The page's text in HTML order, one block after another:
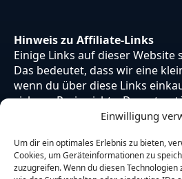
Einwilligung
Um dir ein optimales Erlebnis zu bieten,
Cookies, um Geräteinformationen zu
zuzugreifen. Wenn du diesen
Hinweis zu Affiliate-Links
Einige Links auf dieser Website
Das bedeutet, dass wir eine
wenn du über diese Links
sich am Preis nichts. Du
Arbeit. Vielen Dank dafür!